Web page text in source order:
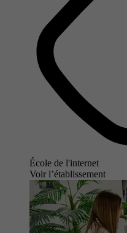
École de l'internet
Voir l’établissement